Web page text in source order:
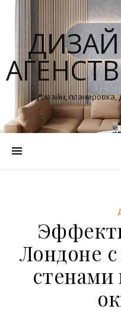
Дизайн, планировка,
Лондоне